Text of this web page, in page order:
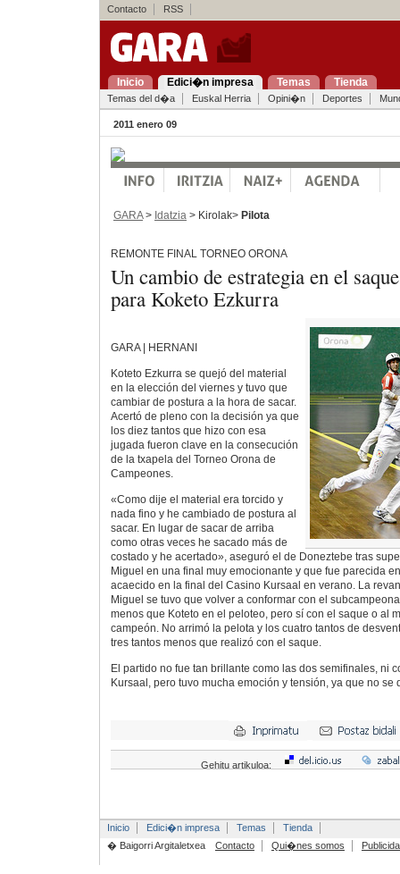
Contacto RSS
Inicio Edici�n impresa Temas Tienda
Temas del d�a Euskal Herria Opini�n Deportes
2011 enero 09
GARA> Idatzia > Kirolak> Pilota
REMONTE FINAL TORNEO ORONA
Un cambio de estrategia en el
para Koketo Ezkurra
GARA | HERNANI
Koteto Ezkurra se quejó del material
en la elección del viernes y tuvo que
cambiar de postura a la hora de sacar.
Acertó de pleno con la decisión ya que
los diez tantos que hizo con esa
jugada fueron clave en la consecución
de la txapela del Torneo Orona de
Campeones.
«Como dije el material era torcido y
nada fino y he cambiado de postura al
sacar. En lugar de sacar de arriba
como otras veces he sacado más de
costado y he acertado», aseguró el de Doneztebe tras
Miguel en una final muy emocionante y que fue parecida
acaecido en la final del Casino Kursaal en verano. La
Miguel se tuvo que volver a conformar con el
menos que Koteto en el peloteo, pero sí con el saque o al
campeón. No arrimó la pelota y los cuatro tantos de
tres tantos menos que realizó con el saque.
El partido no fue tan brillante como las dos semifinales, ni
Kursaal, pero tuvo mucha emoción y tensión, ya que no se
Gehitu artikuloa:
Inicio Edici�n impresa Temas
Tienda
� Baigorri Argitaletxea
Contacto Qui�nes somos